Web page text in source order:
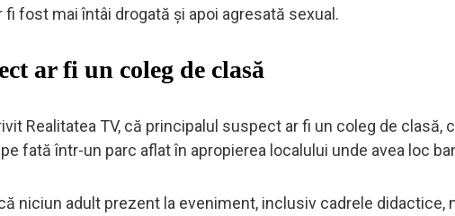
fi fost mai întâi drogată și apoi agresată sexual.
ar fi un coleg de clasă
Realitatea TV, că principalul suspect ar fi un coleg de clasă,
fată într-un parc aflat în apropierea localului unde avea loc
niciun adult prezent la eveniment, inclusiv cadrele didactice,